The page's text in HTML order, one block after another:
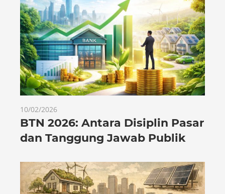
10/02/2026
BTN 2026: Antara Disiplin Pasar
dan Tanggung Jawab Publik